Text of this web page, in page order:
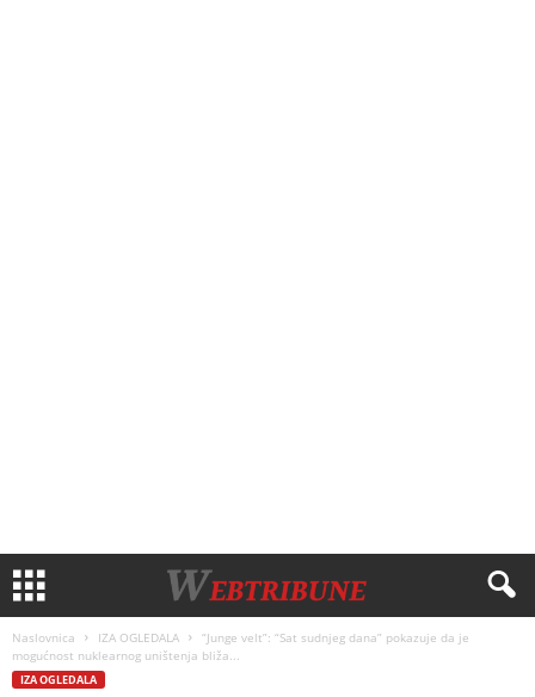
Naslovnica IZA OGLEDALA
“Junge velt”: “Sat sudnjeg dana” pokazuje da je
mogućnost nuklearnog uništenja bliža...
IZA OGLEDALA